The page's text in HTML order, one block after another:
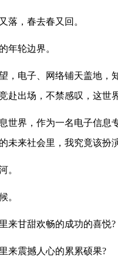
落，春去春又回。
年轮边界。
，电子、网络铺天盖地，
赴出场，不禁感叹，这世
世界，作为一名电子信息
未来社会里，我究竟该扮
。
。
来甘甜欢畅的成功的喜悦?
来震撼人心的累累硕果?